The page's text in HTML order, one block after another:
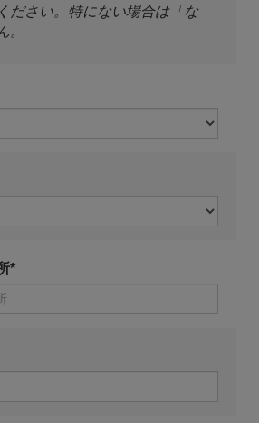
ださい。特にない場合は「な
。
*